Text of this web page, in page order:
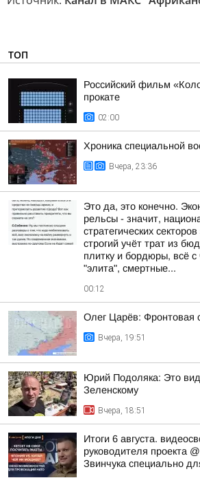
ТОП
Российский фильм
прокате
02:00
Хроника специальной
Вчера, 23:36
Это да, это конечно.
рельсы - значит,
стратегических
строгий учёт трат из
плитку и бордюры, всё с
"элита", смертные...
00:12
Олег Царёв: Фронтовая
Вчера, 19:51
Юрий Подоляка: Это
Зеленскому
Вчера, 18:51
Итоги 6 августа.
руководителя проекта
Звинчука специально